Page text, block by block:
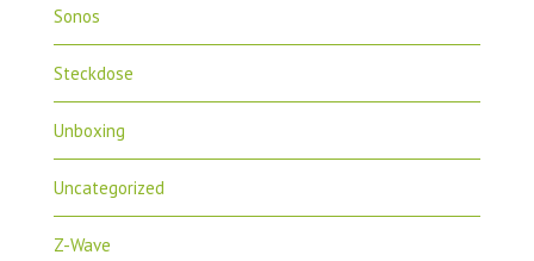
Sonos
Steckdose
Unboxing
Uncategorized
Z-Wave